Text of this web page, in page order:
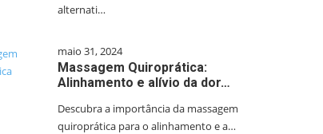
alternati…
maio 31, 2024
Massagem Quiroprática:
Alinhamento e alívio da dor…
Descubra a importância da massagem
quiroprática para o alinhamento e a…